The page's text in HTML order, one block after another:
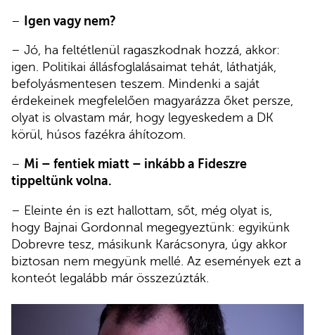
– Igen vagy nem?
– Jó, ha feltétlenül ragaszkodnak hozzá, akkor:
igen. Politikai állásfoglalásaimat tehát, láthatják,
befolyásmentesen teszem. Mindenki a saját
érdekeinek megfelelően magyarázza őket persze,
olyat is olvastam már, hogy legyeskedem a DK
körül, húsos fazékra áhítozom.
– Mi – fentiek miatt – inkább a Fideszre
tippeltünk volna.
– Eleinte én is ezt hallottam, sőt, még olyat is,
hogy Bajnai Gordonnal megegyeztünk: egyikünk
Dobrevre tesz, másikunk Karácsonyra, úgy akkor
biztosan nem megyünk mellé. Az események ezt a
konteót legalább már összezúzták.